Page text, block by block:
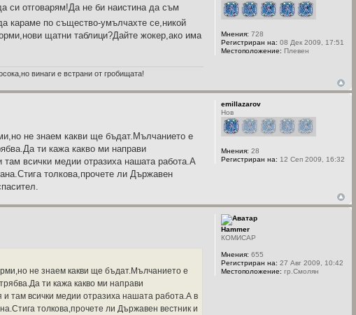
си отговарям!Да не би наистина да съм
караме по същество-умълчахте се,никой
щатни таблици?Дайте жокер,ако има
винаги е встрани от гробищата!
Мнения: 728
Регистриран на: 08 Дек 2009, 17:51
Местоположение: Плевен
не знаем какви ще бъдат.Мълчанието е
ти кажа какво ми направи
всички медии отразиха нашата работа.А
толкова,прочете ли Държавен
emillazarov
Нов
Мнения: 28
Регистриран на: 12 Сеп 2009, 16:32
не знаем какви ще бъдат.Мълчанието е
ти кажа какво ми направи
там всички медии отразиха нашата работа.А в
толкова,прочете ли Държавен вестник и
Hammer
КОМИСАР
Мнения: 655
Регистриран на: 27 Авг 2009, 10:42
Местоположение: гр.Смолян